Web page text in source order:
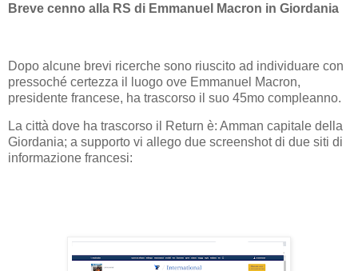
Breve cenno alla RS di Emmanuel Macron in Giordania
Dopo alcune brevi ricerche sono riuscito ad individuare con
pressoché certezza il luogo ove Emmanuel Macron,
presidente francese, ha trascorso il suo 45mo compleanno.
La città dove ha trascorso il Return è: Amman capitale della
Giordania; a supporto vi allego due screenshot di due siti di
informazione francesi: